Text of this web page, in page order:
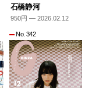
石橋静河
950円 — 2026.02.12
No. 342